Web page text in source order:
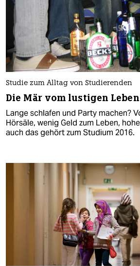
Studie zum Alltag von Studierenden
Die Mär vom lustigen Leben
Lange schlafen und Party machen?
Hörsäle, wenig Geld zum Leben,
auch das gehört zum Studium 2016.